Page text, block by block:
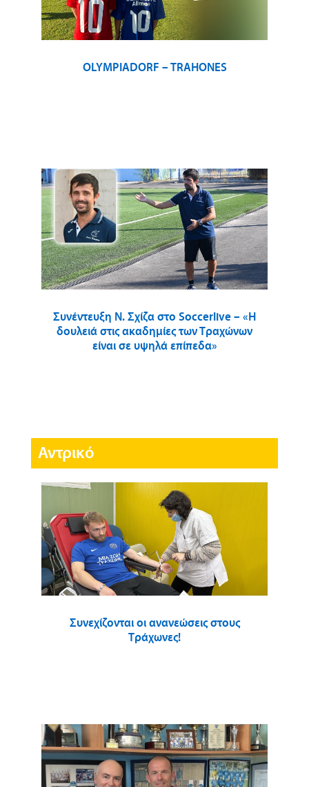
OLYMPIADORF – TRAHONES
Συνέντευξη Ν. Σχίζα στο Soccerlive – «Η
δουλειά στις ακαδημίες των Τραχώνων
είναι σε υψηλά επίπεδα»
Αντρικό
Συνεχίζονται οι ανανεώσεις στους
Τράχωνες!